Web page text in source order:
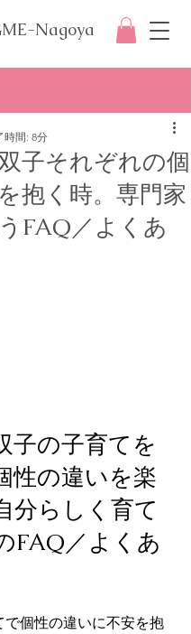
Nagoya
子それぞれの個
抱く時。専門家
FAQ／よくあ
時間: 8分
子の子育てを
性の違いを楽
分らしく育て
FAQ／よくあ
で個性の違いに不安を抱